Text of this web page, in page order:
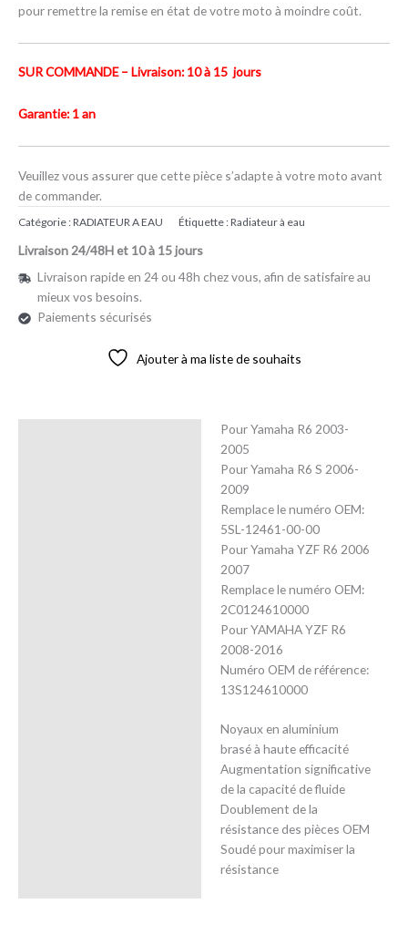
pour remettre la remise en état de votre moto à moindre coût.
SUR COMMANDE – Livraison: 10 à 15 jours
Garantie: 1 an
Veuillez vous assurer que cette pièce s’adapte à votre moto avant
de commander.
Catégorie :RADIATEUR A EAU Étiquette :Radiateur à eau
Livraison 24/48H et 10 à 15 jours
Livraison rapide en 24 ou 48h chez vous, afin de satisfaire au
mieux vos besoins.
Paiements sécurisés
Ajouter à ma liste de souhaits
Pour Yamaha R6 2003-
2005
Pour Yamaha R6 S 2006-
2009
Remplace le numéro OEM:
5SL-12461-00-00
Pour Yamaha YZF R6 2006
2007
Remplace le numéro OEM:
2C0124610000
Pour YAMAHA YZF R6
2008-2016
Numéro OEM de référence:
13S124610000
Noyaux en aluminium
brasé à haute efficacité
Augmentation significative
de la capacité de fluide
Doublement de la
résistance des pièces OEM
Soudé pour maximiser la
résistance